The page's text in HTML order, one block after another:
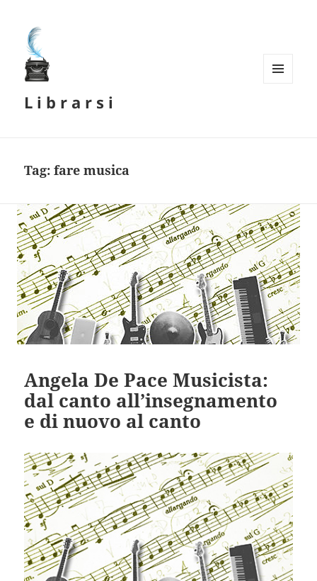
L i b r a r s i
Tag:fare musica
Angela De Pace Musicista:
dal canto all’insegnamento
e di nuovo al canto